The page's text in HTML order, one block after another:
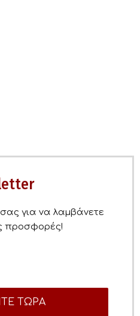
για να λαμβάνετε
προσφορές!
ΤΩΡΑ